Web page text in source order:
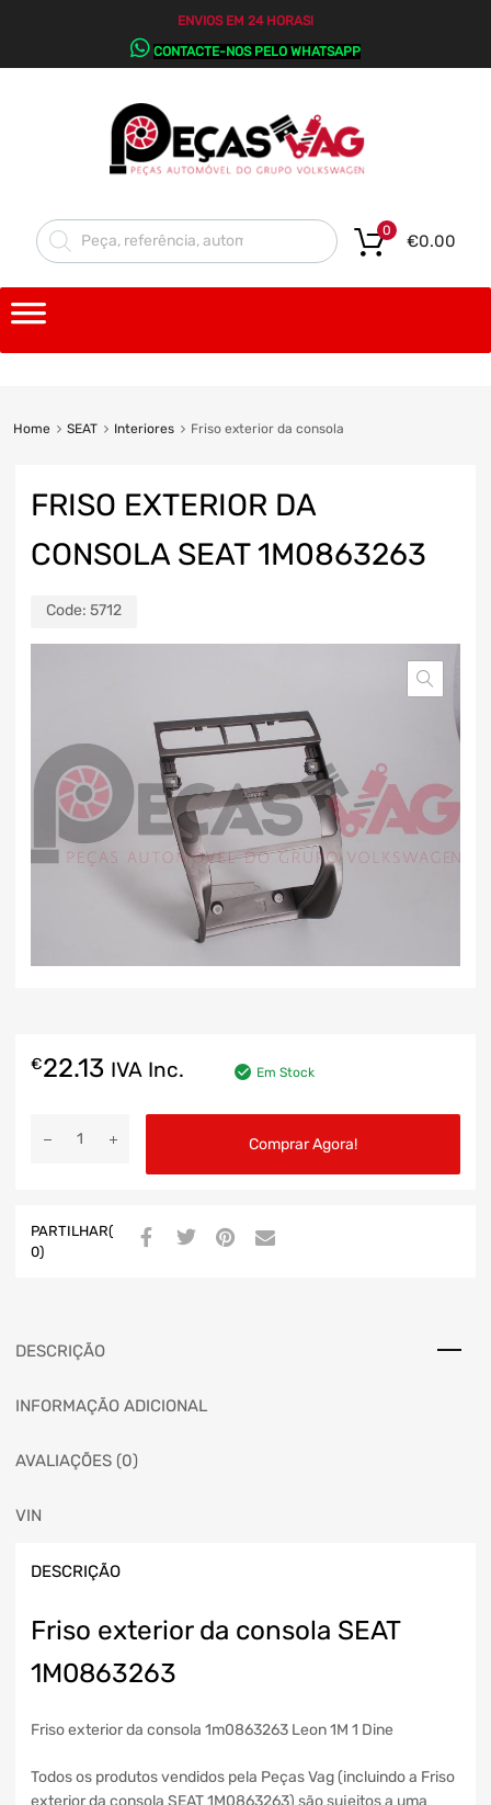
ENVIOS EM 24 HORAS!
CONTACTE-NOS PELO WHATSAPP
€0.00
0
Home SEAT Interiores Friso exterior da consola
FRISO EXTERIOR DA
CONSOLA SEAT 1M0863263
Code: 5712
€22.13 IVA Inc. Em Stock
Comprar Agora!
PARTILHAR(
0)
DESCRIÇÃO
INFORMAÇÃO ADICIONAL
AVALIAÇÕES (0)
VIN
DESCRIÇÃO
Friso exterior da consola SEAT
1M0863263
Friso exterior da consola 1m0863263 Leon 1M 1 Dine
Todos os produtos vendidos pela Peças Vag (incluindo a Friso